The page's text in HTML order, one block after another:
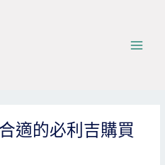
適的必利吉購買